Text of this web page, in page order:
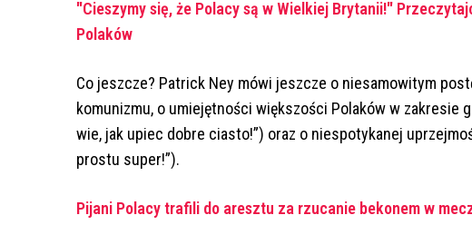
"Cieszymy się, że Polacy są w Wielkiej Brytanii!"
Polaków
Co jeszcze? Patrick Ney mówi jeszcze o niesamowitym
komunizmu, o umiejętności większości Polaków w zakresie
wie, jak upiec dobre ciasto!”) oraz o niespotykanej
prostu super!”).
Pijani Polacy trafili do aresztu za rzucanie bekonem w